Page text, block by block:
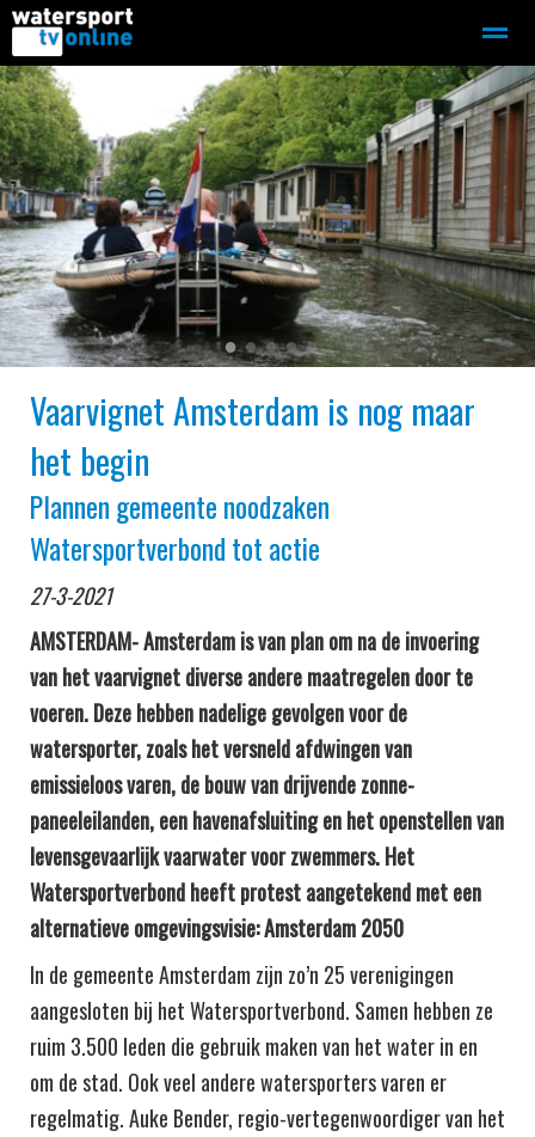
Zeilen Motorboot-sloep Adverteren Redactie
Home Contact Bellen Zoeken
●●●●●
Vaarvignet Amsterdam is nog maar
het begin
Plannen gemeente noodzaken
Watersportverbond tot actie
27-3-2021
AMSTERDAM- Amsterdam is van plan om na de invoering
van het vaarvignet diverse andere maatregelen door te
voeren. Deze hebben nadelige gevolgen voor de
watersporter, zoals het versneld afdwingen van
emissieloos varen, de bouw van drijvende zonne-
paneeleilanden, een havenafsluiting en het openstellen van
levensgevaarlijk vaarwater voor zwemmers. Het
Watersportverbond heeft protest aangetekend met een
alternatieve omgevingsvisie: Amsterdam 2050
In de gemeente Amsterdam zijn zo’n 25 verenigingen
aangesloten bij het Watersportverbond. Samen hebben ze
ruim 3.500 leden die gebruik maken van het water in en
om de stad. Ook veel andere watersporters varen er
regelmatig. Auke Bender, regio-vertegenwoordiger van het